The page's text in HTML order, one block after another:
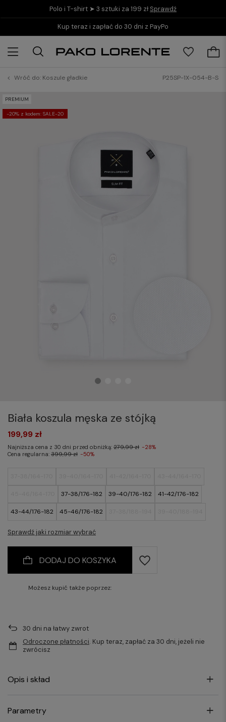
Polo i T-shirt ➤ 3 sztuki za 199 zł Sprawdź
Kup teraz i zapłać do 30 dni z PayPo
Wróć do: Koszule gładkie P25SP-1X-054-B-S
PREMIUM
-20% z kodem: SALE-20
Biała koszula męska ze stójką
37-38/176-182 39-40/176-182 41-42/176-182
43-44/176-182 45-46/176-182
41-42/188-194 43-44/188-194
Sprawdź jaki rozmiar wybrać
199,99 zł
Najniższa cena z 30 dni przed obniżką: 279,99 zł -28%
Cena regularna: 399,99 zł -50%
DODAJ DO KOSZYKA
Możesz kupić także poprzez:
30 dni na łatwy zwrot
Odroczone płatności. Kup teraz, zapłać za 30 dni, jeżeli nie
zwrócisz
Opis i skład
Parametry